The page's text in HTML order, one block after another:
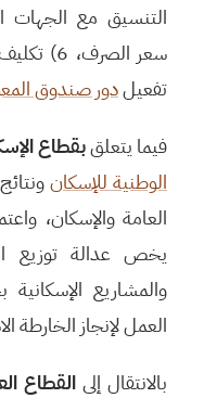
التنسيق مع الجهات
سعر
تفعيلدور صندوق
فيما يتعلقبقطاع
الوطنية للإسكان
العامة والإسكان،
يخص عدالة توزيع
والمشاريع
العمل لإنجاز الخارطة
بالانتقال إلى القطاع